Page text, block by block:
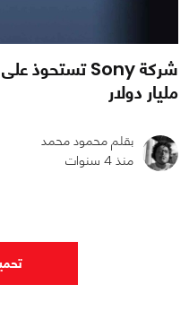
مليار دولار
بقلم محمود محمد
منذ 4 سنوات